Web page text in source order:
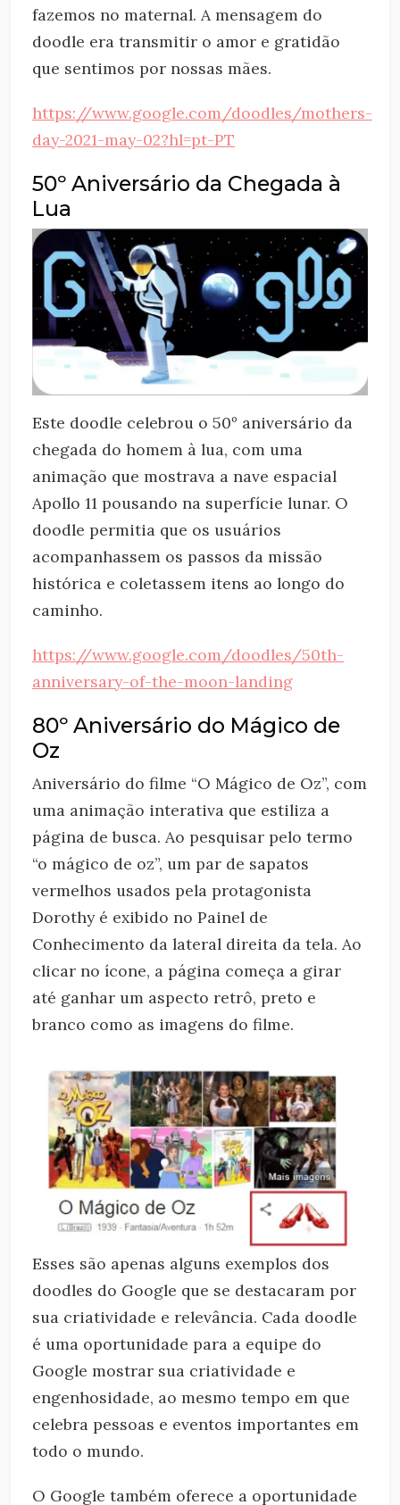
fazemos no maternal. A mensagem do
doodle era transmitir o amor e gratidão
que sentimos por nossas mães.
https://www.google.com/doodles/mothers-
day-2021-may-02?hl=pt-PT
50º Aniversário da Chegada à
Lua
Este doodle celebrou o 50º aniversário da
chegada do homem à lua, com uma
animação que mostrava a nave espacial
Apollo 11 pousando na superfície lunar. O
doodle permitia que os usuários
acompanhassem os passos da missão
histórica e coletassem itens ao longo do
caminho.
https://www.google.com/doodles/50th-
anniversary-of-the-moon-landing
80º Aniversário do Mágico de
Oz
Aniversário do filme “O Mágico de Oz”, com
uma animação interativa que estiliza a
página de busca. Ao pesquisar pelo termo
“o mágico de oz”, um par de sapatos
vermelhos usados pela protagonista
Dorothy é exibido no Painel de
Conhecimento da lateral direita da tela. Ao
clicar no ícone, a página começa a girar
até ganhar um aspecto retrô, preto e
branco como as imagens do filme.
Esses são apenas alguns exemplos dos
doodles do Google que se destacaram por
sua criatividade e relevância. Cada doodle
é uma oportunidade para a equipe do
Google mostrar sua criatividade e
engenhosidade, ao mesmo tempo em que
celebra pessoas e eventos importantes em
todo o mundo.
O Google também oferece a oportunidade